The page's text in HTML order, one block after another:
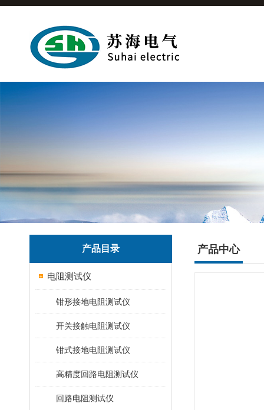
产品目录
电阻测试仪
钳形接地电阻测试仪
开关接触电阻测试仪
钳式接地电阻测试仪
高精度回路电阻测试仪
回路电阻测试仪
产品中心